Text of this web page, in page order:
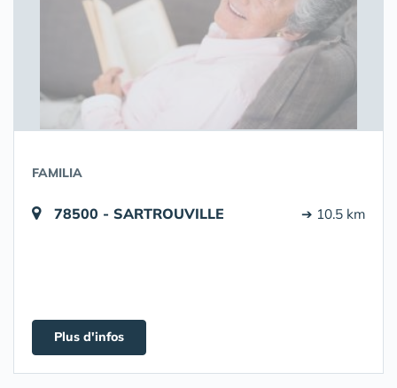
FAMILIA
78500 - SARTROUVILLE ➔ 10.5 km
Plus d'infos